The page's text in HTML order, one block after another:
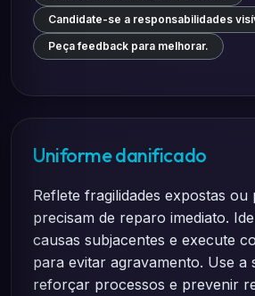
Candidate-se a responsabilidades
Peça feedback para melhorar.
Uniforme danificado
Reflete fragilidades expostas ou
precisam de reparo imediato.
causas subjacentes e execute
para evitar agravamento. Use a
reforçar processos e prevenir